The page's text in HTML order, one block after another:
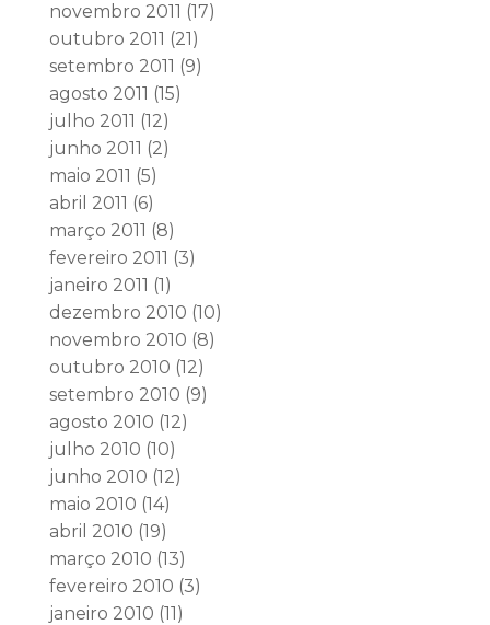
novembro 2011 (17)
outubro 2011 (21)
setembro 2011 (9)
agosto 2011 (15)
julho 2011 (12)
junho 2011 (2)
maio 2011 (5)
abril 2011 (6)
março 2011 (8)
fevereiro 2011 (3)
janeiro 2011 (1)
dezembro 2010 (10)
novembro 2010 (8)
outubro 2010 (12)
setembro 2010 (9)
agosto 2010 (12)
julho 2010 (10)
junho 2010 (12)
maio 2010 (14)
abril 2010 (19)
março 2010 (13)
fevereiro 2010 (3)
janeiro 2010 (11)